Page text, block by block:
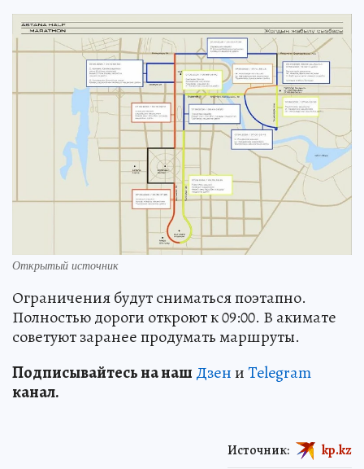
Открытый источник
Ограничения будут сниматься поэтапно.
Полностью дороги откроют к 09:00. В акимате
советуют заранее продумать маршруты.
Подписывайтесь на наш ДзениTelegram
канал.
Источник: kp.kz